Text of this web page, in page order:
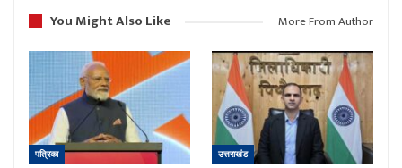
You Might Also Like
More From Author
पत्रिका उत्तराखंड